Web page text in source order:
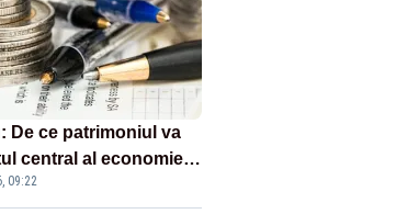
De ce patrimoniul va
central al economiei
09:22